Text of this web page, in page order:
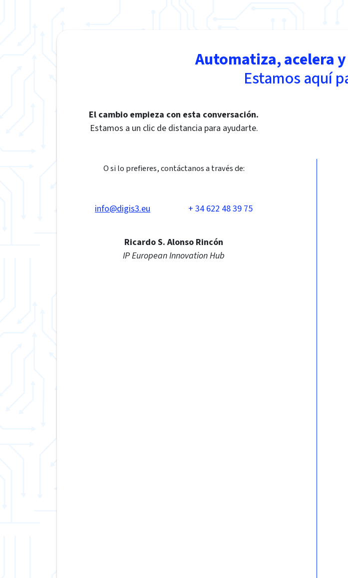
Automatiza, acelera y
Estamos aquí
El cambio empieza con esta conversación.
Estamos a un clic de distancia para ayudarte.
O si lo prefieres, contáctanos a través de:
info@digis3.eu + 34 622 48 39 75
Ricardo S. Alonso Rincón
IP European Innovation Hub